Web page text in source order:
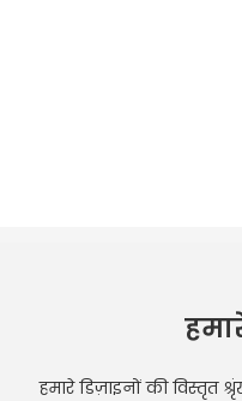
हमारे डिज़ाइनों की विस्तृत